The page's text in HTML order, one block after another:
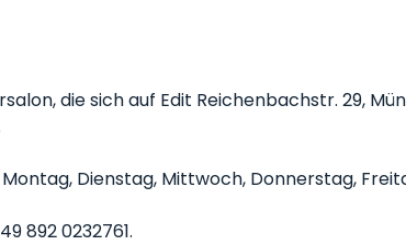
die sich auf Edit Reichenbachstr. 29,
Dienstag, Mittwoch, Donnerstag,
892 0232761.